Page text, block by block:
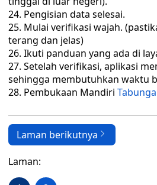
Pengisian data selesai.
Mulai verifikasi wajah.
terang dan jelas)
Ikuti panduan yang ada di
Setelah verifikasi, aplikasi
sehingga membutuhkan waktu
Pembukaan Mandiri
Laman berikutnya
Laman: